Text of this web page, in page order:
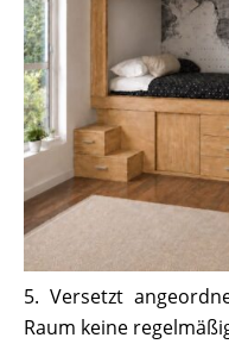
5. Versetzt
Raum keine